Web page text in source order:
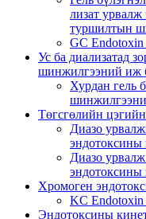
лизат
туршилтын
GC
Ус ба диализатад
шинжилгээний иж
Хурдан гель
Төгсгөлийн
Диазо
Диазо
Хромоген
KC Endotoxin
Эндотоксины